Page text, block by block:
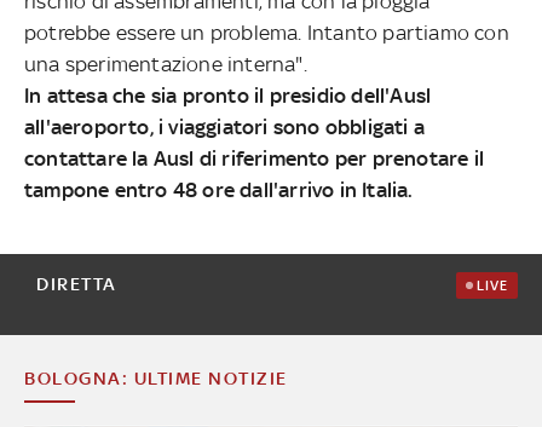
potrebbe essere un problema. Intanto partiamo con
una sperimentazione interna".
In attesa che sia pronto il presidio dell'Ausl
all'aeroporto, i viaggiatori sono obbligati a
contattare la Ausl di riferimento per prenotare il
tampone entro 48 ore dall'arrivo in Italia.
DIRETTA LIVE
BOLOGNA: ULTIME NOTIZIE